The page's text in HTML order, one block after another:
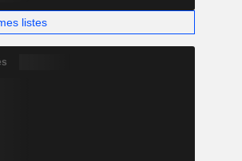
listes